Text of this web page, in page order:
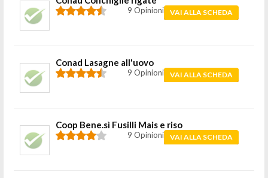
9 Opinioni VAI ALLA SCHEDA
Conad Lasagne all'uovo
9 Opinioni VAI ALLA SCHEDA
Coop Bene.sì Fusilli Mais e riso
9 Opinioni VAI ALLA SCHEDA